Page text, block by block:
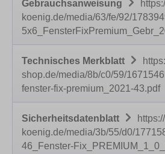
Gebrauchsanweisung
koenig.de/media/63/fe/92/
Technisches Merkblatt
shop.de/media/8b/c0/59/
fenster-fix-premium_2021-43.pdf
Sicherheitsdatenblatt
koenig.de/media/3b/55/d0/
46_Fenster-